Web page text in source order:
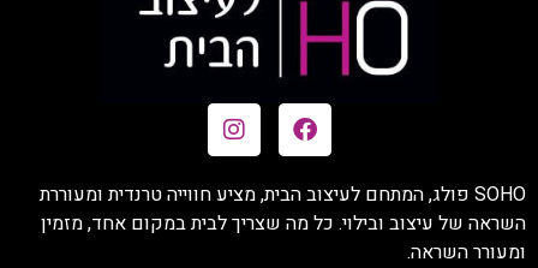
SOHO פולג, המתחם לעיצוב הבית, מציע חווייה טרנדית ומעוררת
השראה של עיצוב ובילוי. כל מה שצריך לבית במקום אחד, מזמין
ומעורר השראה.